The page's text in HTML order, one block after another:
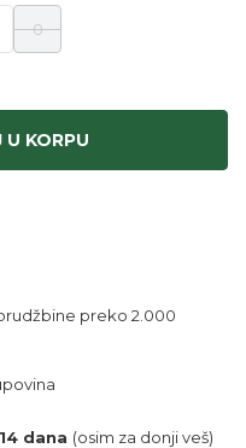
0
KORPU
preko 2.000
14 dana (osim za donji veš)